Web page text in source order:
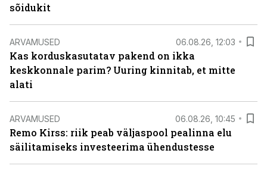
sõidukit
ARVAMUSED 06.08.26, 12:03
Kas korduskasutatav pakend on ikka
keskkonnale parim? Uuring kinnitab, et mitte
alati
ARVAMUSED 06.08.26, 10:45
Remo Kirss: riik peab väljaspool pealinna elu
säilitamiseks investeerima ühendustesse